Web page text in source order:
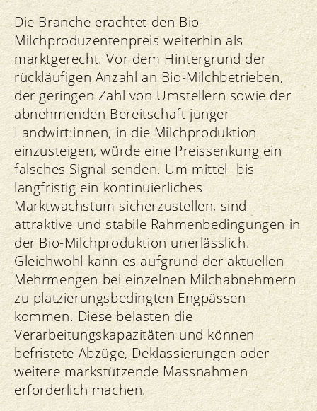
Die Branche erachtet den Bio-
Milchproduzentenpreis weiterhin als
marktgerecht. Vor dem Hintergrund der
rückläufigen Anzahl an Bio-Milchbetrieben,
der geringen Zahl von Umstellern sowie der
abnehmenden Bereitschaft junger
Landwirt:innen, in die Milchproduktion
einzusteigen, würde eine Preissenkung ein
falsches Signal senden. Um mittel- bis
langfristig ein kontinuierliches
Marktwachstum sicherzustellen, sind
attraktive und stabile Rahmenbedingungen in
der Bio-Milchproduktion unerlässlich.
Gleichwohl kann es aufgrund der aktuellen
Mehrmengen bei einzelnen Milchabnehmern
zu platzierungsbedingten Engpässen
kommen. Diese belasten die
Verarbeitungskapazitäten und können
befristete Abzüge, Deklassierungen oder
weitere markstützende Massnahmen
erforderlich machen.